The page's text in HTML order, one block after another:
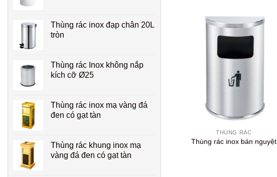
Thùng rác inox đạp chân 20L
tròn
Thùng rác Inox không nắp
kích cỡ Ø25
Thùng rác inox mạ vàng đá
đen có gạt tàn
Thùng rác khung inox mạ
vàng đá đen có gạt tàn
THÙNG RÁC
Thùng rác inox bán nguyệt